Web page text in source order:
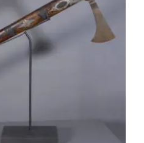
– USA